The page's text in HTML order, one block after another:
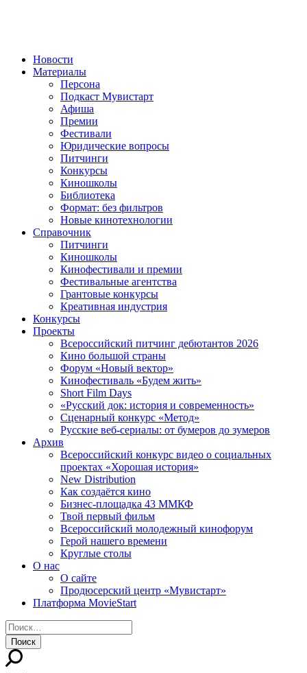
Новости
Материалы
Персона
Подкаст Мувистарт
Афиша
Премии
Фестивали
Юридические вопросы
Питчинги
Конкурсы
Киношколы
Библиотека
Формат: без фильтров
Новые кинотехнологии
Справочник
Питчинги
Киношколы
Кинофестивали и премии
Фестивальные агентства
Грантовые конкурсы
Креативная индустрия
Конкурсы
Проекты
Всероссийский питчинг дебютантов 2026
Кино большой страны
Форум «Новый вектор»
Кинофестиваль «Будем жить»
Short Film Days
«Русский док: история и современность»
Сценарный конкурс «Метод»
Русские веб-сериалы: от бумеров до зумеров
Архив
Всероссийский конкурс видео о социальных
проектах «Хорошая история»
New Distribution
Как создаётся кино
Бизнес-площадка 43 ММКФ
Твой первый фильм
Всероссийский молодежный кинофорум
Герой нашего времени
Круглые столы
О нас
О сайте
Продюсерский центр «Мувистарт»
Платформа MovieStart